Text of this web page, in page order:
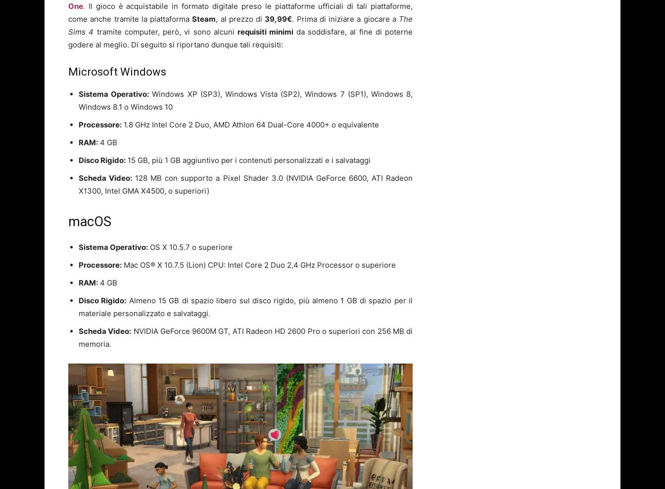
One. Il gioco è acquistabile in formato digitale preso le piattaforme ufficiali di tali piattaforme,
come anche tramite la piattaformaSteam, al prezzo di 39,99€. Prima di iniziare a giocare a The
Sims 4 tramite computer, però, vi sono alcunirequisitiminimi da soddisfare, al fine di poterne
godere al meglio. Di seguito si riportano dunque tali requisiti:
Microsoft Windows
Sistema Operativo: Windows XP (SP3), Windows Vista (SP2), Windows 7 (SP1), Windows 8,
Windows 8.1 o Windows 10
Processore: 1.8 GHz Intel Core 2 Duo, AMD Athlon 64 Dual-Core 4000+ o equivalente
RAM: 4 GB
Disco Rigido: 15 GB, più 1 GB aggiuntivo per i contenuti personalizzati e i salvataggi
Scheda Video: 128 MB con supporto a Pixel Shader 3.0 (NVIDIA GeForce 6600, ATI Radeon
X1300, Intel GMA X4500, o superiori)
macOS
Sistema Operativo: OS X 10.5.7 o superiore
Processore: Mac OS® X 10.7.5 (Lion) CPU: Intel Core 2 Duo 2,4 GHz Processor o superiore
RAM: 4 GB
Disco Rigido: Almeno 15 GB di spazio libero sul disco rigido, più almeno 1 GB di spazio per il
materiale personalizzato e salvataggi.
Scheda Video: NVIDIA GeForce 9600M GT, ATI Radeon HD 2600 Pro o superiori con 256 MB di
memoria.